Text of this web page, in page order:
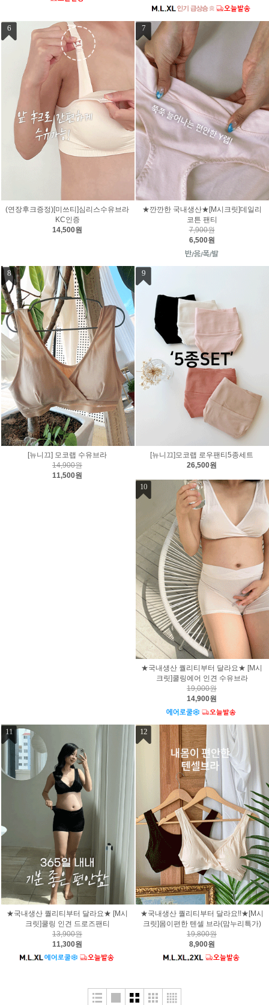
6
(연장후크증정)[미쓰티]심리스수유브라
KC인증
14,500원
7
★깐깐한 국내생산★[M시크릿]데일리
코튼 팬티
7,900원
6,500원
8
[뉴니끄] 모코랩 수유브라
14,900원
11,500원
9
[뉴니끄]모코랩 로우팬티5종세트
26,500원
10
★국내생산 퀄리티부터 달라요★ [M시
크릿]쿨링에어 인견 수유브라
19,000원
14,900원
11
★국내생산 퀄리티부터 달라요★ [M시
크릿]쿨링 인견 드로즈팬티
13,900원
11,300원
12
★국내생산 퀄리티부터 달라요!!★[M시
크릿]몸이편한 텐셀 브라(맘누리특가)
19,800원
8,900원